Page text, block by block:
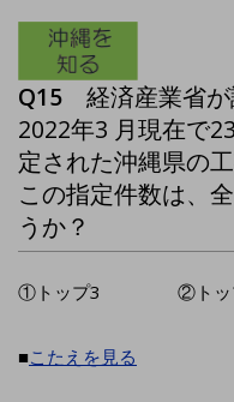
Q15 経済産業省
2022年3 月現在で
定された沖縄県の
この指定件数は、
うか？
①トップ3 ②ト
■こたえを見る